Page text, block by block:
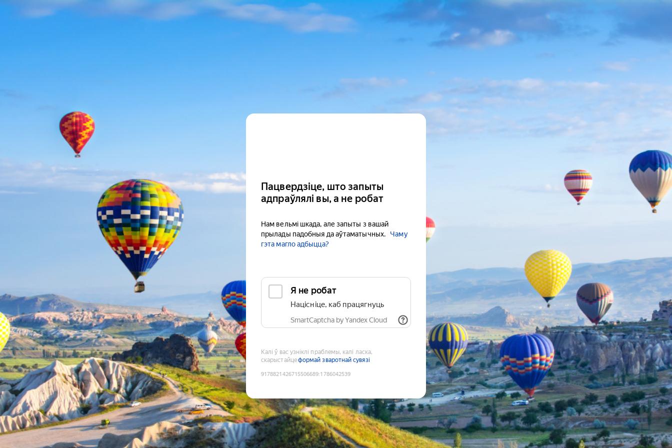
Пацвердзіце, што запыты
адпраўлялі вы, а не робат
Нам вельмі шкада, але запыты з вашай
прылады падобныя да аўтаматычных.
Чаму
гэта магло адбыцца?
Я не робат
Націсніце, каб працягнуць
SmartCaptcha by Yandex Cloud
Калі ў вас узніклі праблемы, калі ласка,
скарыстайцеформай зваротнай сувязі
9178821426715506689:1786042539